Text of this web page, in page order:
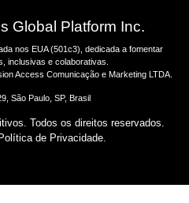
Global Platform Inc.
nos EUA (501c3), dedicada a fomentar
inclusivas e colaborativas.
Access Comunicação e Marketing LTDA.
São Paulo, SP, Brasil
Todos os direitos reservados.
Política de Privacidade.